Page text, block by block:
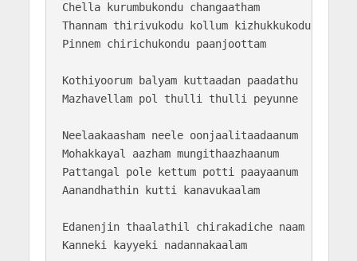
Chella kurumbukondu changaatham
Thannam thirivukodu kollum kizhukkukodu
Pinnem chirichukondu paanjoottam
Kothiyoorum balyam kuttaadan paadathu
Mazhavellam pol thulli thulli peyunne
Neelaakaasham neele oonjaalitaadaanum
Mohakkayal aazham mungithaazhaanum
Pattangal pole kettum potti paayaanum
Aanandhathin kutti kanavukaalam
Edanenjin thaalathil chirakadiche naam
Kanneki kayyeki nadannakaalam